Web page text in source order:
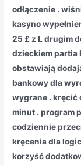
odłączenie .
kasyno
25 £ z L drugim
dzieckiem partia
obstawiają
bankowy dla
wygrane . kręcić
minut . program
codziennie
kręcenia dla
korzyść